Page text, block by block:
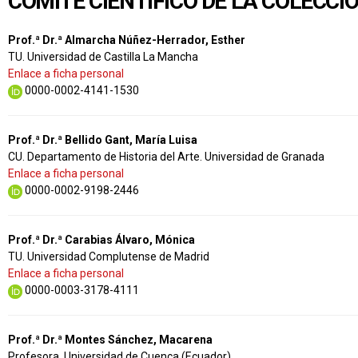
Prof.ª Dr.ª Almarcha Núñez-Herrador, Esther
TU. Universidad de Castilla La Mancha
Enlace a ficha personal
0000-0002-4141-1530
Prof.ª Dr.ª Bellido Gant, María Luisa
CU. Departamento de Historia del Arte. Universidad de Granada
Enlace a ficha personal
0000-0002-9198-2446
Prof.ª Dr.ª Carabias Álvaro, Mónica
TU. Universidad Complutense de Madrid
Enlace a ficha personal
0000-0003-3178-4111
Prof.ª Dr.ª Montes Sánchez, Macarena